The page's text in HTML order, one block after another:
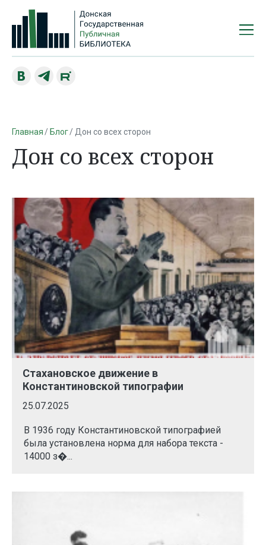
Главная Блог Дон со всех сторон
Дон со всех сторон
Стахановское движение в
Константиновской типографии
25.07.2025
В 1936 году Константиновской типографией
была установлена норма для набора текста -
14000 з�...